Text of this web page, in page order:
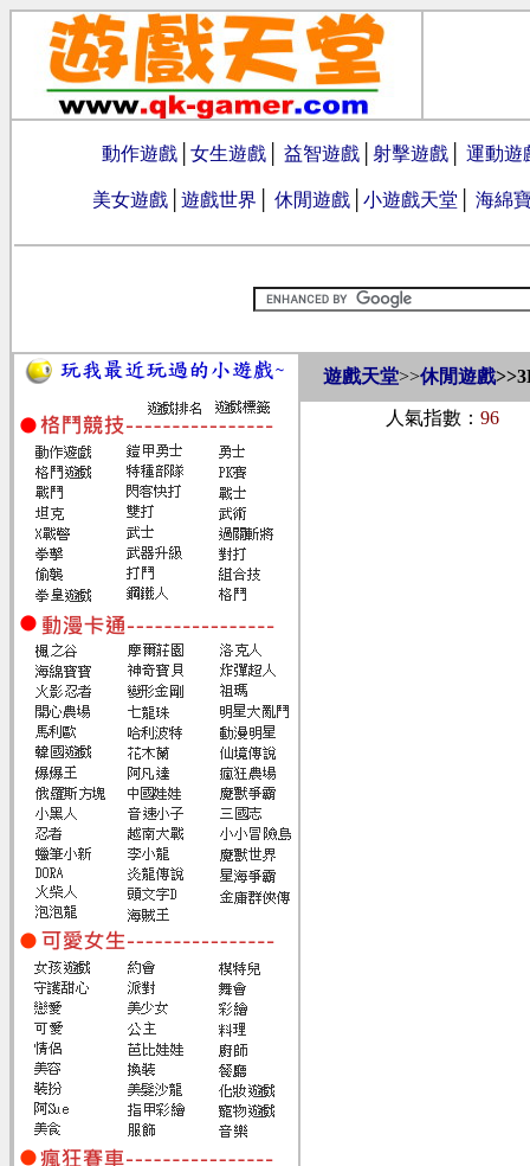
動作遊戲 女生遊戲 益智遊戲 射擊遊戲 運動遊
美女遊戲 遊戲世界 休閒遊戲 小遊戲天堂 海綿
遊戲天堂>>休閒遊戲>>
人氣指數： 96